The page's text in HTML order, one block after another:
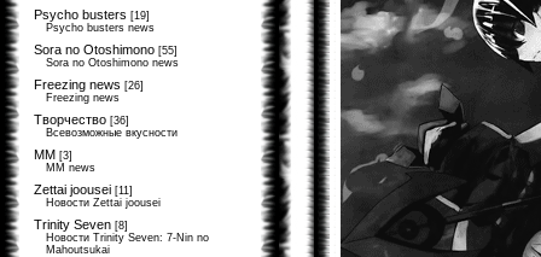
Psycho busters [19]
Psycho busters news
Sora no Otoshimono [55]
Sora no Otoshimono news
Freezing news [26]
Freezing news
Творчество [36]
Всевозможные вкусности
MM [3]
MM news
Zettai joousei [11]
Новости Zettai joousei
Trinity Seven [8]
Новости Trinity Seven: 7-Nin no
Mahoutsukai